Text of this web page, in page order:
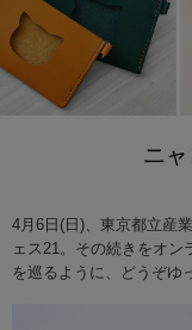
4月6日(日)、東京都立産
ェス21。その続きをオ
を巡るように、どうぞゆ